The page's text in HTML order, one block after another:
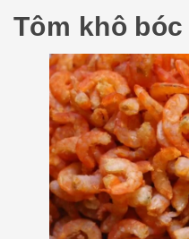
Tôm khô bóc